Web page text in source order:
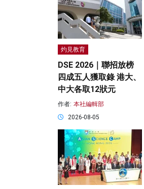
灼見教育
DSE 2026｜聯招放榜
四成五人獲取錄 港大、
中大各取12狀元
作者: 本社編輯部
2026-08-05